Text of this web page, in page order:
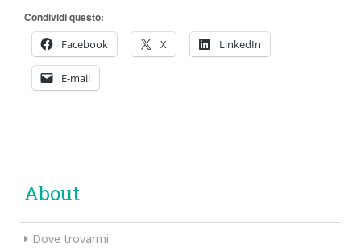
Condividi questo:
Facebook
X LinkedIn
E-mail
About
Dove trovarmi